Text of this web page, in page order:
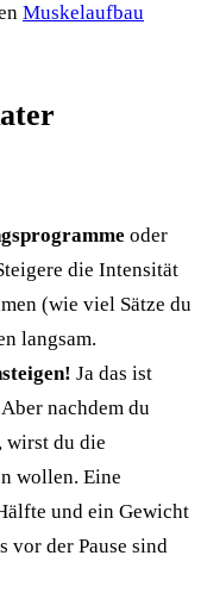
Muskelaufbau
oder
die Intensität
(wie viel Sätze du
langsam.
Ja das ist
nachdem du
wirst du die
wollen. Eine
und ein Gewicht
vor der Pause sind